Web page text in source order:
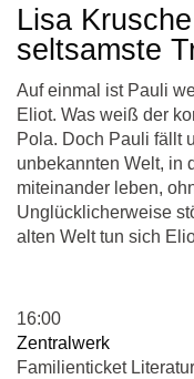
Lisa
seltsamste
Auf einmal ist Pauli
Eliot. Was weiß der
Pola. Doch Pauli fällt
unbekannten Welt, in
miteinander leben,
Unglücklicherweise
alten Welt tun sich
16:00
Zentralwerk
Familienticket